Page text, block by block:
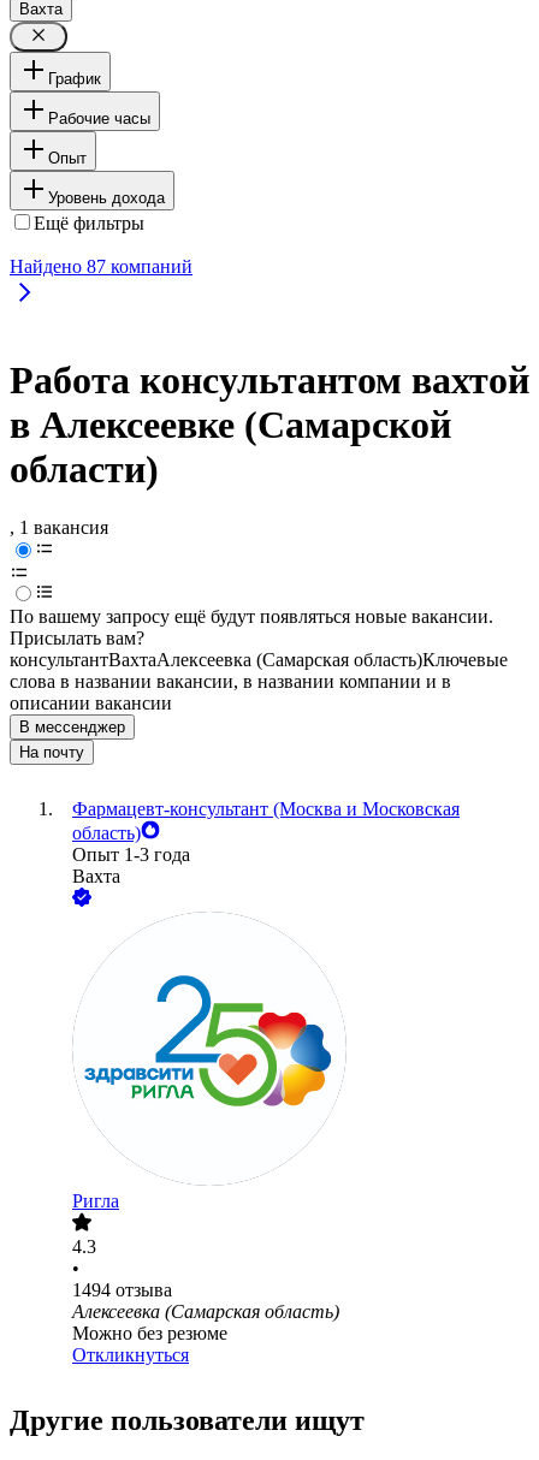
Вахта
График
Рабочие часы
Опыт
Уровень дохода
Ещё фильтры
Найдено 87 компаний
Работа консультантом вахтой
в Алексеевке (Самарской
области)
, 1 вакансия
По вашему запросу ещё будут появляться новые вакансии.
Присылать вам?
консультантВахтаАлексеевка (Самарская область)Ключевые
слова в названии вакансии, в названии компании и в
описании вакансии
В мессенджер
На почту
Фармацевт-консультант (Москва и Московская
область)
Опыт 1-3 года
Вахта
Ригла
4.3
•
1494 отзыва
Алексеевка (Самарская область)
Можно без резюме
Откликнуться
Другие пользователи ищут